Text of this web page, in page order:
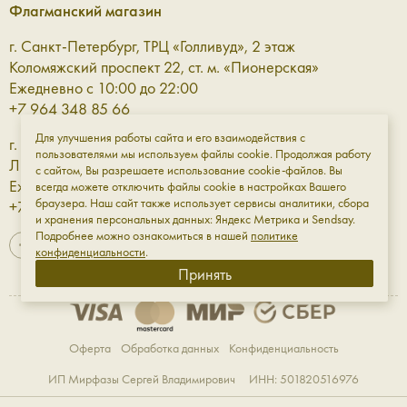
как в базовом гардеробе, так и в более сложных
сочетаниях, где важна каждая линия. Это деталь, которая
работает незаметно, но всегда точно.
Перчатки — комфорт и защита в
прохладное время
Кожаные перчатки — это про тактильное удовольствие и
функциональность. Они защищают от холода, при этом
остаются элегантным элементом образа, который легко
вписывается в городской стиль.
Кошельки — порядок в деталях
Хороший кожаный кошелёк — это не только про
хранение, но и про ощущение контроля и удобства.
Продуманная внутренняя организация помогает держать
всё необходимое под рукой, а лаконичный дизайн делает
Флагманский магазин
г. Санкт-Петербург, ТРЦ «Голливуд», 2 этаж
Коломяжский проспект 22, ст. м. «Пионерская»
Ежедневно с 10:00 до 22:00
+7 964 348 85 66
г. Санкт-Петербург, ТРЦ «Галерея» 3 этаж
Лиговский проспект, 30а, ст. м. «Площадь Восстания»
Ежедневно с 10:00 до 23:00
+7 961 811-18-98
Оферта Обработка данных
Конфиденциальность
ИП Мирфазы Сергей Владимирович ИНН: 501820516976
Для улучшения работы сайта и его взаимодействия с
пользователями мы используем файлы cookie. Продолжая работу
с сайтом, Вы разрешаете использование cookie-файлов. Вы
всегда можете отключить файлы cookie в настройках Вашего
браузера. Наш сайт также использует сервисы аналитики, сбора
и хранения персональных данных: Яндекс Метрика и Sendsay.
Подробнее можно ознакомиться в нашей политике
конфиденциальности.
Принять